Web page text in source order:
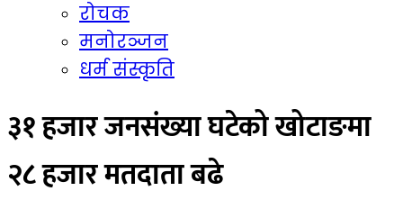
रोचक
मनोरञ्जन
धर्म संस्कृति
३१ हजार जनसंख्या घटेको खोटाङमा
२८ हजार मतदाता बढे